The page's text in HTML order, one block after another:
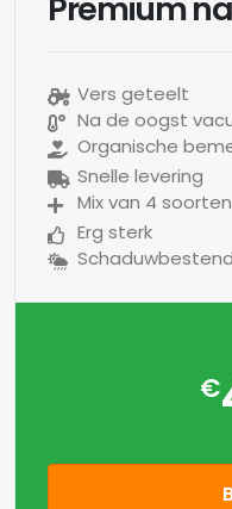
Vers geteelt
Na de oogst
Organische
Snelle levering
Mix van 4
Erg sterk
€